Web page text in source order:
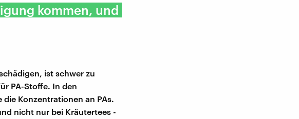
kommen, und
ist schwer zu
PA-Stoffe. In den
Konzentrationen an PAs.
nicht nur bei Kräutertees -